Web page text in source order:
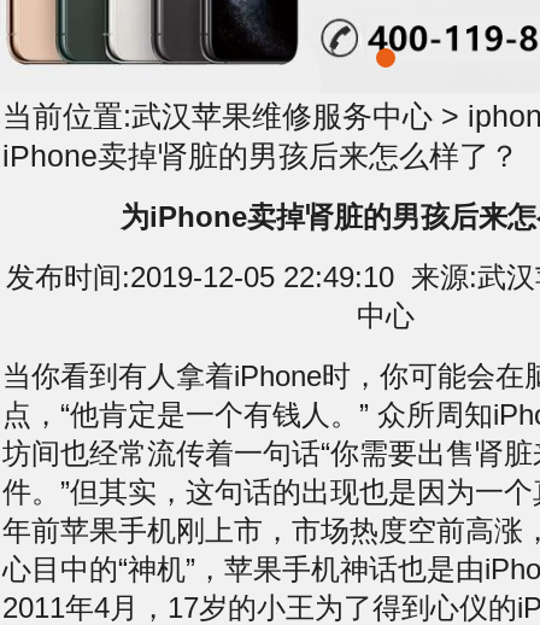
当前位置:武汉苹果维修服务中心 >
iPhone卖掉肾脏的男孩后来怎么样了？
为iPhone卖掉肾脏的男孩后来
发布时间:2019-12-05 22:49:10 来源:武
中心
当你看到有人拿着iPhone时，你可能会在
点，“他肯定是一个有钱人。” 众所周知
坊间也经常流传着一句话“你需要出售肾
件。”但其实，这句话的出现也是因为一
年前苹果手机刚上市，市场热度空前高涨
心目中的“神机”，苹果手机神话也是由
2011年4月，17岁的小王为了得到心仪的